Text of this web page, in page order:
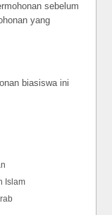
sebelum
yang
biasiswa ini
Islam